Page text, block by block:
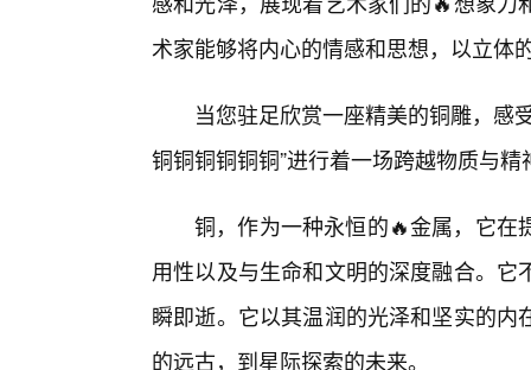
术家能够将内心的情感和思想，以立体
当您驻足欣赏一座精美的铜雕，感
铜铜铜铜铜铜”进行着一场跨越物质与精
铜，作为一种永恒的🔥金属，它在
用性以及与生命和文明的深度融合。
瞬即逝。它以其温润的光泽和坚实的
的远古，到星际探索的未来。